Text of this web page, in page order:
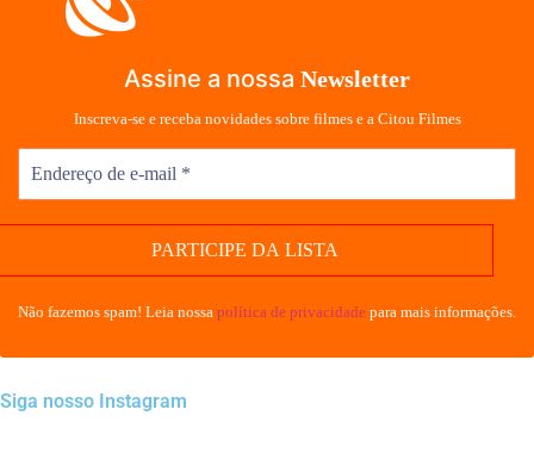
Assine a nossa Newsletter
Inscreva-se e receba novidades sobre filmes e a Citou Filmes
Não fazemos spam! Leia nossa política de privacidade para mais informações.
Siga nosso Instagram